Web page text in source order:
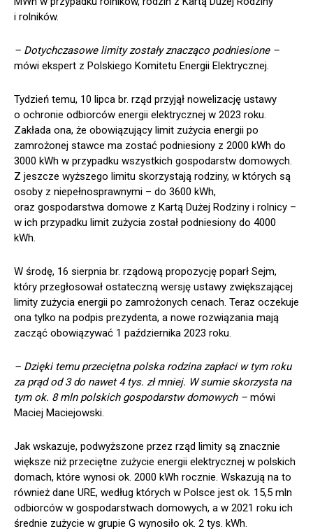
i rolników.
– Dotychczasowe limity zostały znacząco podniesione –
mówi ekspert z Polskiego Komitetu Energii Elektrycznej.
Tydzień temu, 10 lipca br. rząd przyjął nowelizację ustawy
o ochronie odbiorców energii elektrycznej w 2023 roku.
Zakłada ona, że obowiązujący limit zużycia energii po
zamrożonej stawce ma zostać podniesiony z 2000 kWh do
3000 kWh w przypadku wszystkich gospodarstw domowych.
Z jeszcze wyższego limitu skorzystają rodziny, w których są
osoby z niepełnosprawnymi – do 3600 kWh,
oraz gospodarstwa domowe z Kartą Dużej Rodziny i rolnicy –
w ich przypadku limit zużycia został podniesiony do 4000
kWh.
W środę, 16 sierpnia br. rządową propozycję poparł Sejm,
który przegłosował ostateczną wersję ustawy zwiększającej
limity zużycia energii po zamrożonych cenach. Teraz oczekuje
ona tylko na podpis prezydenta, a nowe rozwiązania mają
zacząć obowiązywać 1 października 2023 roku.
– Dzięki temu przeciętna polska rodzina zapłaci w tym roku
za prąd od 3 do nawet 4 tys. zł mniej. W sumie skorzysta na
tym ok. 8 mln polskich gospodarstw domowych – mówi
Maciej Maciejowski.
Jak wskazuje, podwyższone przez rząd limity są znacznie
większe niż przeciętne zużycie energii elektrycznej w polskich
domach, które wynosi ok. 2000 kWh rocznie. Wskazują na to
również dane URE, według których w Polsce jest ok. 15,5 mln
odbiorców w gospodarstwach domowych, a w 2021 roku ich
średnie zużycie w grupie G wynosiło ok. 2 tys. kWh.